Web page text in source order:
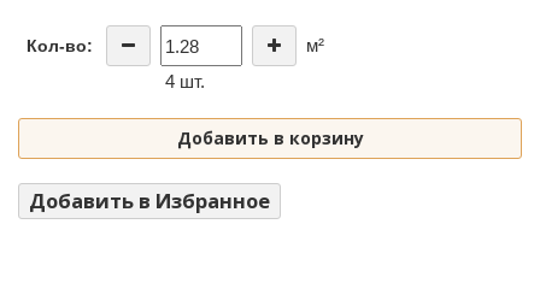
Кол-во:
м²
4 шт.
Добавить в корзину
Добавить в Избранное